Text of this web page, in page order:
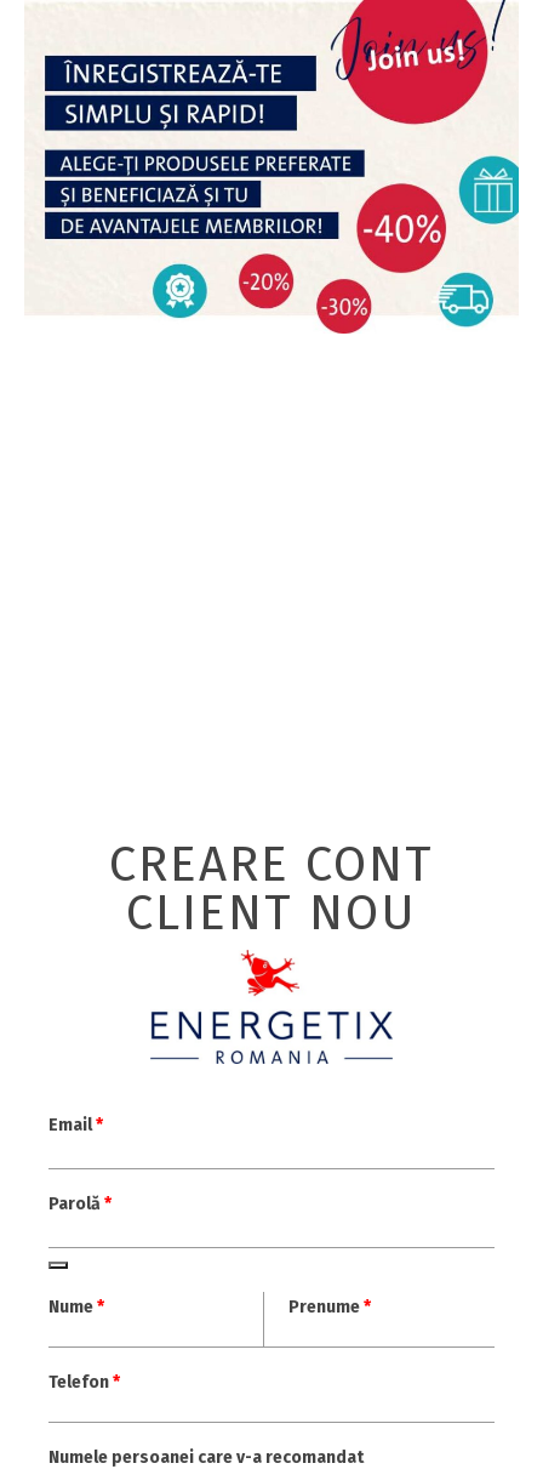
CREARE CONT
CLIENT NOU
Email*
Parolă *
Nume* Prenume*
Telefon*
Numele persoanei care v-a recomandat